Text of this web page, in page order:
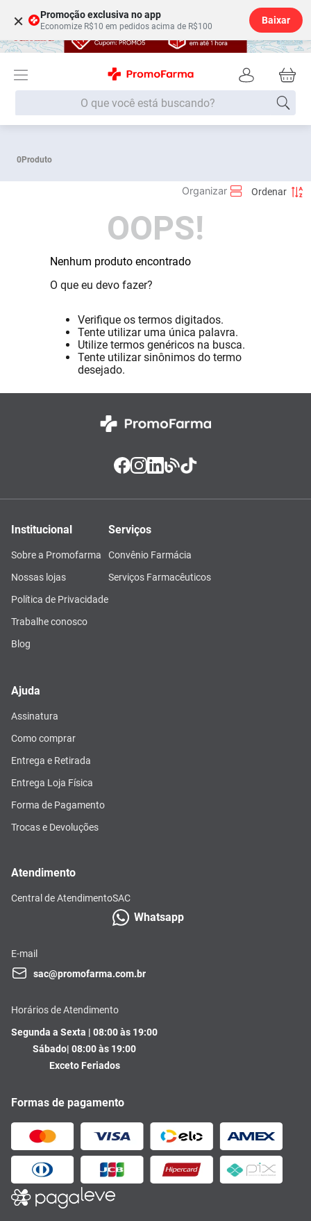
× Promoção exclusiva no app
Economize R$10 em pedidos acima de R$100
Baixar
O que você está buscando?
0Produto
OOPS!
Nenhum produto encontrado
O que eu devo fazer?
Verifique os termos digitados.
Tente utilizar uma única palavra.
Utilize termos genéricos na busca.
Tente utilizar sinônimos do termo
desejado.
Institucional
Sobre a Promofarma
Nossas lojas
Política de Privacidade
Trabalhe conosco
Blog
Serviços
Convênio Farmácia
Serviços Farmacêuticos
Ajuda
Assinatura
Como comprar
Entrega e Retirada
Entrega Loja Física
Forma de Pagamento
Trocas e Devoluções
Atendimento
Central de AtendimentoSAC
Whatsapp
E-mail
sac@promofarma.com.br
Horários de Atendimento
Segunda a Sexta | 08:00 às 19:00
Sábado| 08:00 às 19:00
Exceto Feriados
Formas de pagamento
Lenço Umedecido
Fralda G
Shampoo
Absorvente
Vitamina D
Lavitan